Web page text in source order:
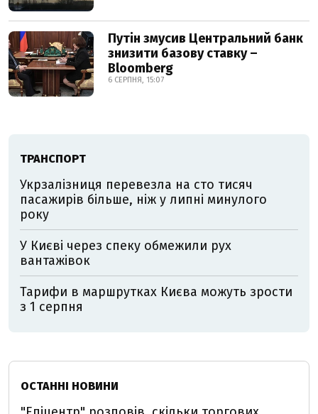
Путін змусив Центральний банк
знизити базову ставку –
Bloomberg
6 СЕРПНЯ, 15:07
ТРАНСПОРТ
Укрзалізниця перевезла на сто тисяч
пасажирів більше, ніж у липні минулого
року
У Києві через спеку обмежили рух
вантажівок
Тарифи в маршрутках Києва можуть зрости
з 1 серпня
ОСТАННІ НОВИНИ